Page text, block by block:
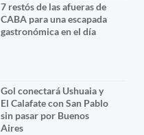
7 restós de las afueras de
CABA para una escapada
gastronómica en el día
Gol conectará Ushuaia y
El Calafate con San Pablo
sin pasar por Buenos
Aires